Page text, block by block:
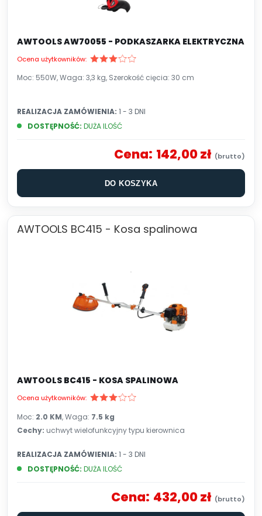
AWTOOLS AW70055 - PODKASZARKA ELEKTRYCZNA
Ocena użytkowników:
Moc: 550W, Waga: 3,3 kg, Szerokość cięcia: 30 cm
DOSTĘPNOŚĆ: DUŻA ILOŚĆ
REALIZACJA ZAMÓWIENIA: 1 - 3 DNI
Cena: 142,00 zł
DO KOSZYKA
AWTOOLS BC415 - Kosa spalinowa
AWTOOLS BC415 - KOSA SPALINOWA
Ocena użytkowników:
Moc: 2.0 KM, Waga: 7.5 kg
Cechy: uchwyt wielofunkcyjny typu kierownica
DOSTĘPNOŚĆ: DUŻA ILOŚĆ
REALIZACJA ZAMÓWIENIA: 1 - 3 DNI
Cena: 432,00 zł